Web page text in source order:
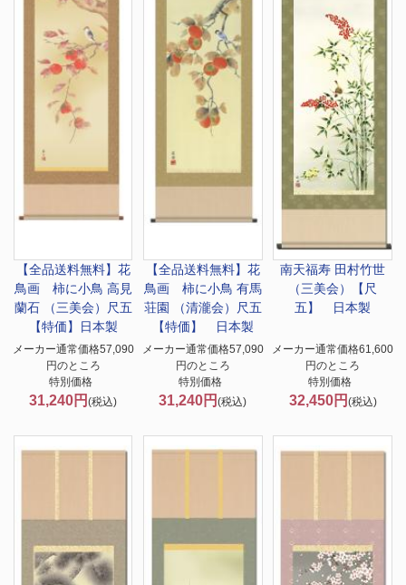
【全品送料無料】 花
鳥画 柿に小鳥 高見
蘭石 （三美会）尺五
【特価】日本製
メーカー通常価格57,090
円のところ
特別価格
31,240円(税込)
【全品送料無料】 花
鳥画 柿に小鳥 有馬
荘園 （清瀧会）尺五
【特価】 日本製
メーカー通常価格57,090
円のところ
特別価格
31,240円(税込)
南天福寿 田村竹世
（三美会）【尺
五】 日本製
メーカー通常価格61,600
円のところ
特別価格
32,450円 (税込)